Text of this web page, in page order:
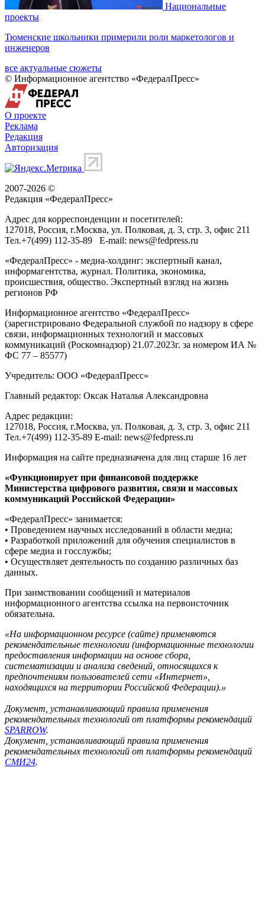
Национальные
проекты
Тюменские школьники примерили роли маркетологов и
инженеров
все актуальные сюжеты
© Информационное агентство «ФедералПресс»
О проекте
Реклама
Редакция
Авторизация
2007-2026 ©
Редакция «ФедералПресс»
Адрес для корреспонденции и посетителей:
127018, Россия, г.Москва, ул. Полковая, д. 3, стр. 3, офис 211
Тел.+7(499) 112-35-89 E-mail: news@fedpress.ru
«ФедералПресс» - медиа-холдинг: экспертный канал,
информагентства, журнал. Политика, экономика,
происшествия, общество. Экспертный взгляд на жизнь
регионов РФ
Информационное агентство «ФедералПресс»
(зарегистрировано Федеральной службой по надзору в сфере
связи, информационных технологий и массовых
коммуникаций (Роскомнадзор) 21.07.2023г. за номером ИА №
ФС 77 – 85577)
Учредитель: ООО «ФедералПресс»
Главный редактор: Оксак Наталья Александровна
Адрес редакции:
127018, Россия, г.Москва, ул. Полковая, д. 3, стр. 3, офис 211
Тел.+7(499) 112-35-89 E-mail: news@fedpress.ru
Информация на сайте предназначена для лиц старше 16 лет
«Функционирует при финансовой поддержке
Министерства цифрового развития, связи и массовых
коммуникаций Российской Федерации»
«ФедералПресс» занимается:
• Проведением научных исследований в области медиа;
• Разработкой приложений для обучения специалистов в
сфере медиа и госслужбы;
• Осуществляет деятельность по созданию различных баз
данных.
При заимствовании сообщений и материалов
информационного агентства ссылка на первоисточник
обязательна.
«На информационном ресурсе (сайте) применяются
рекомендательные технологии (информационные технологии
предоставления информации на основе сбора,
систематизации и анализа сведений, относящихся к
предпочтениям пользователей сети «Интернет»,
находящихся на территории Российской Федерации).»
Документ, устанавливающий правила применения
рекомендательных технологий от платформы рекомендаций
SPARROW.
Документ, устанавливающий правила применения
рекомендательных технологий от платформы рекомендаций
СМИ24.